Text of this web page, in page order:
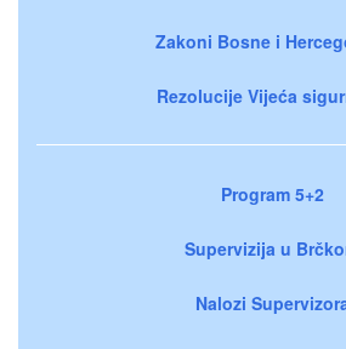
Zakoni Bosne i
Rezolucije Vijeća
Program 5+2
Supervizija u
Nalozi